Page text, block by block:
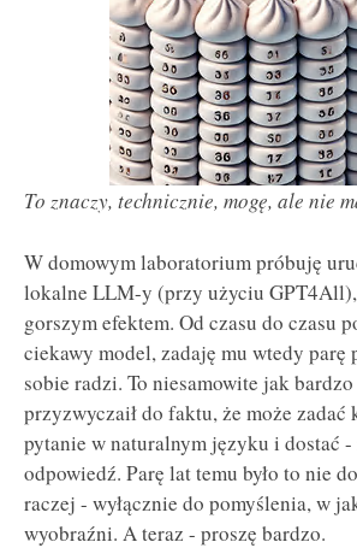
To znaczy, technicznie, mogę, ale nie
W domowym laboratorium próbuję
lokalne LLM-y (przy użyciu
gorszym efektem. Od czasu do czasu
ciekawy model, zadaję mu wtedy parę
sobie radzi. To niesamowite jak
przyzwyczaił do faktu, że może zadać
pytanie w naturalnym języku i dostać
odpowiedź. Parę lat temu było to nie
raczej - wyłącznie do pomyślenia, w
wyobraźni. A teraz - proszę bardzo.